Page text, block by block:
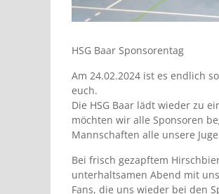
HSG Baar Sponsorentag
Am 24.02.2024 ist es endlich
euch.
Die HSG Baar lädt wieder zu
möchten wir alle Sponsoren
Mannschaften alle unsere
Bei frisch gezapftem
unterhaltsamen Abend mit
Fans, die uns wieder bei den